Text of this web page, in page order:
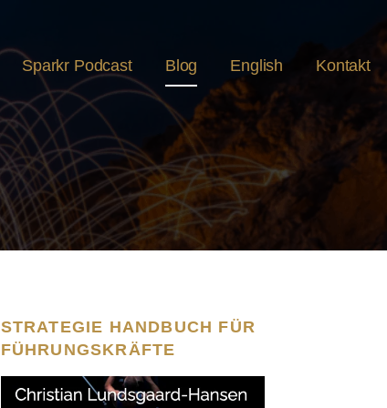
Sparkr Podcast Blog English Kontakt
STRATEGIE HANDBUCH FÜR
FÜHRUNGSKRÄFTE